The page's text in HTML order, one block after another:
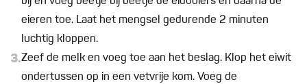
eieren toe. Laat het mengsel gedurende 2 minuten
luchtig kloppen.
3.Zeef de melk en voeg toe aan het beslag. Klop het eiwit
ondertussen op in een vetvrije kom. Voeg de